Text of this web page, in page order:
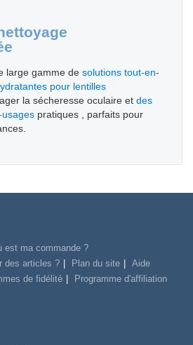
large gamme de solutions tout-en-
pour lentilles
la sécheresse oculaire et des
pratiques , parfaits pour
est ma commande ?
des articles ?
Plan du site
Aide
de fidélité
Programme d'affiliation